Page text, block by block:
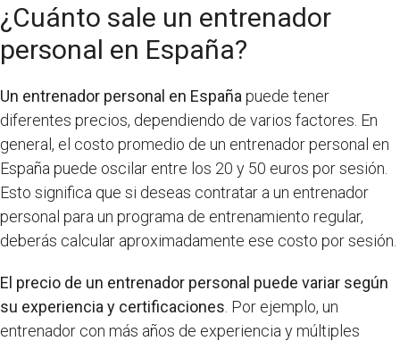
¿Cuánto sale un entrenador
personal en España?
Un entrenador personal en España puede tener
diferentes precios, dependiendo de varios factores. En
general, el costo promedio de un entrenador personal en
España puede oscilar entre los 20 y 50 euros por sesión.
Esto significa que si deseas contratar a un entrenador
personal para un programa de entrenamiento regular,
deberás calcular aproximadamente ese costo por sesión.
El precio de un entrenador personal puede variar según
su experiencia y certificaciones . Por ejemplo, un
entrenador con más años de experiencia y múltiples